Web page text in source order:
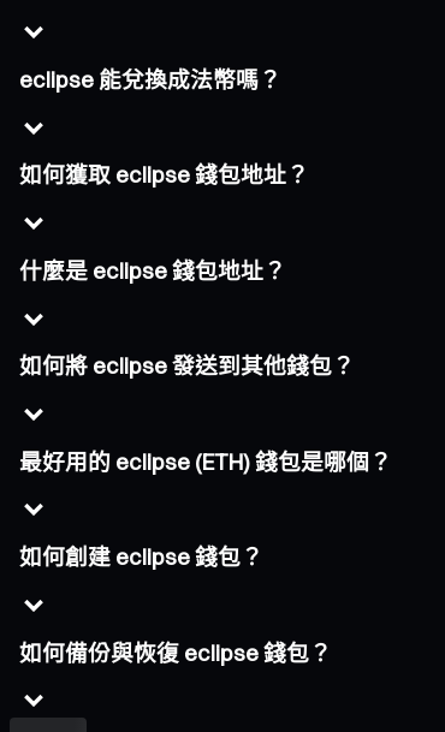
eclipse 能兌換成法幣嗎？
如何獲取 eclipse 錢包地址？
什麼是 eclipse 錢包地址？
如何將 eclipse 發送到其他錢包？
最好用的 eclipse (ETH) 錢包是哪個？
如何創建 eclipse 錢包？
如何備份與恢復 eclipse 錢包？